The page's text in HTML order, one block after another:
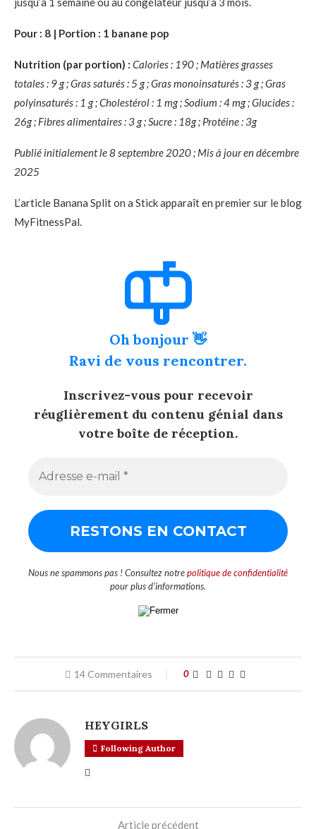
Pour : 8 | Portion : 1 banane pop
Nutrition (par portion) : Calories : 190 ; Matières grasses
totales : 9 g ; Gras saturés : 5 g ; Gras monoinsaturés : 3 g ; Gras
polyinsaturés : 1 g ; Cholestérol : 1 mg ; Sodium : 4 mg ; Glucides :
26g ; Fibres alimentaires : 3 g ; Sucre : 18g ; Protéine : 3g
Publié initialement le 8 septembre 2020 ; Mis à jour en décembre
2025
L’article Banana Split on a Stick apparaît en premier sur le blog
MyFitnessPal.
Oh bonjour 👋
Ravi de vous rencontrer.
Inscrivez-vous pour recevoir
réuglièrement du contenu génial dans
votre boîte de réception.
Nous ne spammons pas ! Consultez notrepolitique de confidentialité
pour plus d’informations.
14 Commentaires 0
HEYGIRLS
Following Author
Article précédent